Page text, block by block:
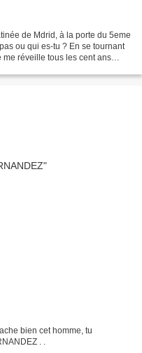
de Mdrid, à la porte du 5eme
ou qui es-tu ? En se tournant
me réveille tous les cent ans
bien cet homme, tu
. .